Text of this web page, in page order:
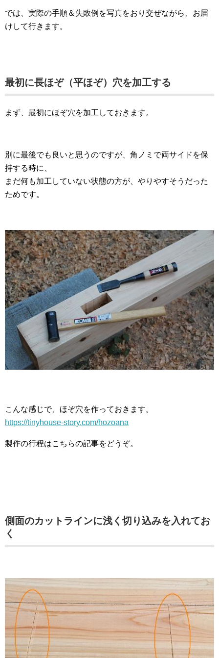
では、実際の手順＆失敗例を写真をおり交ぜながら、お届
けして行きます。
最初に長ほぞ（平ほぞ）穴を加工する
まず、最初にほぞ穴を加工しておきます。
別に最後でも良いと思うのですが、角ノミで両サイドを保
持する時に、
まだ何も加工していない状態の方が、やりやすそうだった
ためです。
こんな感じで、ほぞ穴を作っておきます。
https://tinyhouse-story.com/hozoana
製作の行程はこちらの記事をどうぞ。
側面のカットラインに浅く切り込みを入れてお
く